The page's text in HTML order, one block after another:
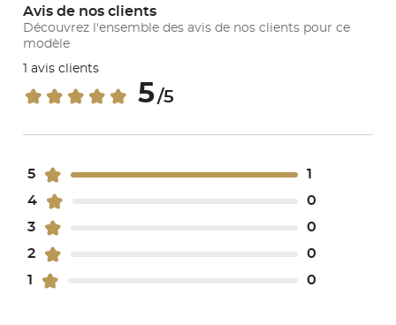
Avis de nos clients
Découvrez l'ensemble des avis de nos clients pour ce
modèle
1 avis clients
5/5
5
1
4
0
3
0
2
0
1
0